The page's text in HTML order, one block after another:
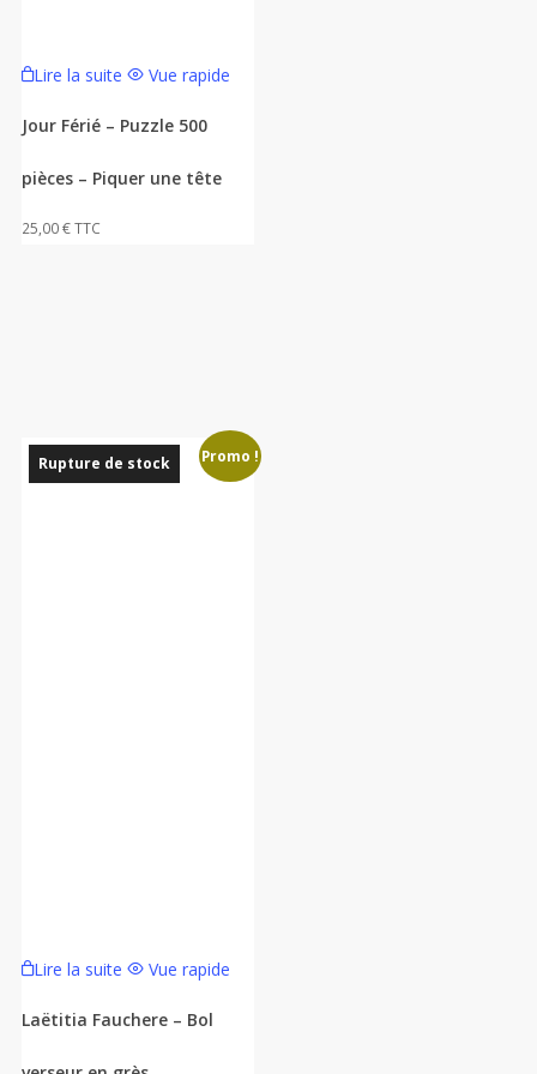
Lire la suite Vue rapide
Jour Férié – Puzzle 500
pièces – Piquer une tête
25,00€ TTC
Rupture de stock Promo !
Lire la suite Vue rapide
Laëtitia Fauchere – Bol